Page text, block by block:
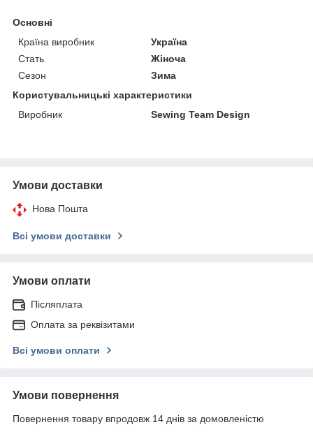
Основні
Країна виробник
Україна
Стать
Жіноча
Сезон
Зима
Користувальницькі характеристики
Виробник
Sewing Team Design
Умови доставки
Нова Пошта
Всі умови доставки
Умови оплати
Післяплата
Оплата за реквізитами
Всі умови оплати
Умови повернення
Повернення товару впродовж 14 днів за домовленістю